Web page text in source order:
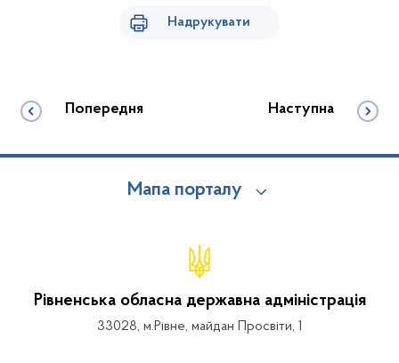
Надрукувати
Попередня Наступна
Мапа порталу
Рівненська обласна державна адміністрація
33028, м.Рівне, майдан Просвіти, 1